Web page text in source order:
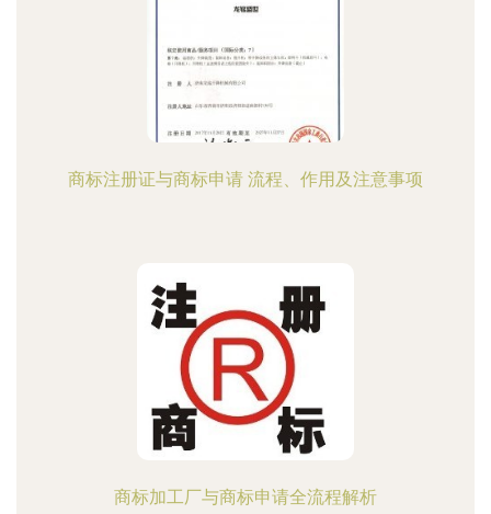
商标注册证与商标申请 流程、作用及注意事项
商标加工厂与商标申请全流程解析